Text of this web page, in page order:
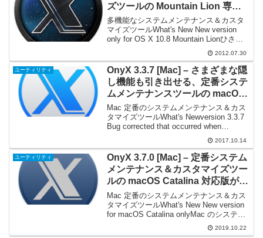
ズツールの Mountain Lion 専用
版が登場
多機能なシステムメンテナンス＆カスタ
マイズツールWhat's New New version
only for OS X 10.8 Mountain Lionひさし
ぶりの紹介です。Mac のシステムメンテ
ナンスツールの定番、『OnyX』の ...
2012.07.30
ユーティリティ
OnyX 3.3.7 [Mac] – さまざまな隠
し機能も引き出せる、定番システ
ムメンテナンスツールの macOS
High Sierra 対応版
Mac 定番のシステムメンテナンス＆カス
タマイズツールWhat's Newversion 3.3.7
Bug corrected that occurred when
opening the Parameters pane Bug corr...
2017.10.14
ユーティリティ
OnyX 3.7.0 [Mac] – 定番システム
メンテナンス＆カスタマイズツー
ルの macOS Catalina 対応版が登
場
Mac 定番のシステムメンテナンス＆カス
タマイズツールWhat's New New version
for macOS Catalina onlyMac のシステム
メンテナンスツールの定番、『OnyX』の
最新版です。v.3.7.0 から m...
2019.10.22